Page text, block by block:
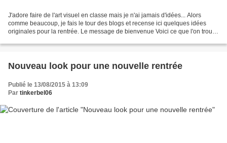
J'adore faire de l'art visuel en classe mais je n'ai jamais d'idées... Alors
comme beaucoup, je fais le tour des blogs et recense ici quelques idées
originales pour la rentrée. Le message de bienvenue Voici ce que l'on trouve
Nouveau look pour une nouvelle rentrée
Publié le 13/08/2015 à 13:09
Par tinkerbel06